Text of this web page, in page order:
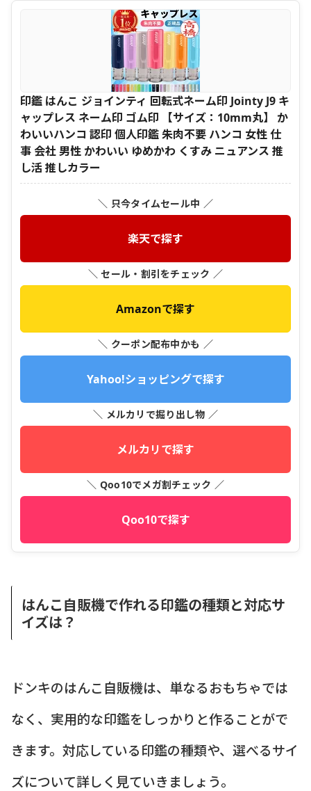
印鑑 はんこ ジョインティ 回転式ネーム印 Jointy J9 キ
ャップレス ネーム印 ゴム印 【サイズ：10mm丸】 か
わいいハンコ 認印 個人印鑑 朱肉不要 ハンコ 女性 仕
事 会社 男性 かわいい ゆめかわ くすみ ニュアンス 推
し活 推しカラー
＼ 只今タイムセール中 ／
楽天で探す
＼ セール・割引をチェック ／
Amazonで探す
＼ クーポン配布中かも ／
Yahoo!ショッピングで探す
＼ メルカリで掘り出し物 ／
メルカリで探す
＼ Qoo10でメガ割チェック ／
Qoo10で探す
はんこ自販機で作れる印鑑の種類と対応サ
イズは？
ドンキのはんこ自販機は、単なるおもちゃでは
なく、実用的な印鑑をしっかりと作ることがで
きます。対応している印鑑の種類や、選べるサイ
ズについて詳しく見ていきましょう。